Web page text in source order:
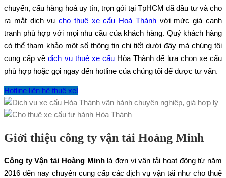
chuyển, cẩu hàng hoá uy tín, trọn gói tại TpHCM đã đầu tư và cho
ra mắt dịch vụcho thuê xe cẩu Hoà Thànhvới mức giá cạnh
tranh phù hợp với mọi nhu cầu của khách hàng. Quý khách hàng
có thể tham khảo một số thông tin chi tiết dưới đây mà chúng tôi
cung cấp vềdịch vụ thuê xe cẩu Hòa Thành để lựa chọn xe cẩu
phù hợp hoặc gọi ngay đến hotline của chúng tôi để được tư vấn.
Hotline liên hệ thuê xe!
Giới thiệu công ty vận tải Hoàng Minh
Công ty Vận tải Hoàng Minhlà đơn vị vận tải hoạt động từ năm
2016 đến nay chuyên cung cấp các dịch vụ vận tải như cho thuê